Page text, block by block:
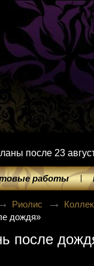
после 23
работы
Риолис
дождя»
после